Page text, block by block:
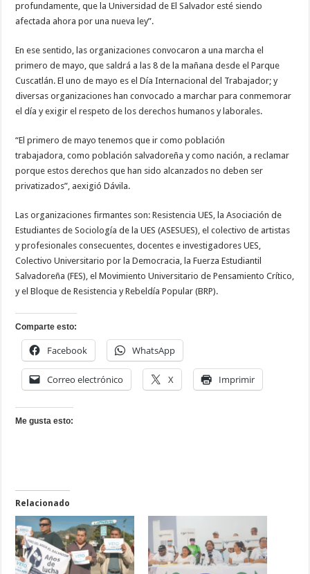
profundamente, que la Universidad de El Salvador esté siendo
afectada ahora por una nueva ley”.
En ese sentido, las organizaciones convocaron a una marcha el
primero de mayo, que saldrá a las 8 de la mañana desde el Parque
Cuscatlán. El uno de mayo es el Día Internacional del Trabajador; y
diversas organizaciones han convocado a marchar para conmemorar
el día y exigir el respeto de los derechos humanos y laborales.
“El primero de mayo tenemos que ir como población
trabajadora, como población salvadoreña y como nación, a reclamar
porque estos derechos que han sido alcanzados no deben ser
privatizados”, aexigió Dávila.
Las organizaciones firmantes son: Resistencia UES, la Asociación de
Estudiantes de Sociología de la UES (ASESUES), el colectivo de artistas
y profesionales consecuentes, docentes e investigadores UES,
Colectivo Universitario por la Democracia, la Fuerza Estudiantil
Salvadoreña (FES), el Movimiento Universitario de Pensamiento Crítico,
y el Bloque de Resistencia y Rebeldía Popular (BRP).
Comparte esto:
Facebook WhatsApp
Correo electrónico X Imprimir
Me gusta esto:
Relacionado